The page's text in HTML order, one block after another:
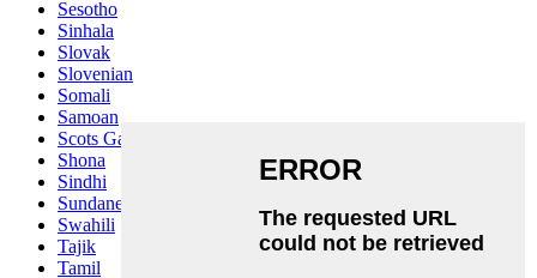
Sesotho
Sinhala
Slovak
Slovenian
Somali
Samoan
Scots Gaelic
Shona
Sindhi
Sundanese
Swahili
Tajik
Tamil